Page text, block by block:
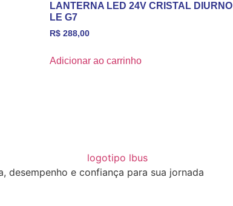
LANTERNA LED 24V CRISTAL DIURNO
LE G7
R$ 288,00
Adicionar ao carrinho
desempenho e confiança para sua jornada